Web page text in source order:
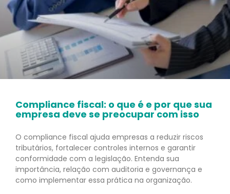
Compliance fiscal: o que é e por que sua
empresa deve se preocupar com isso
O compliance fiscal ajuda empresas a reduzir riscos
tributários, fortalecer controles internos e garantir
conformidade com a legislação. Entenda sua
importância, relação com auditoria e governança e
como implementar essa prática na organização.